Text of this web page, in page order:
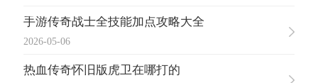
手游传奇战士全技能加点攻略大全
2026-05-06
热血传奇怀旧版虎卫在哪打的